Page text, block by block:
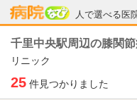
人で選べる医
病院なび
千里中央駅周辺の膝関
リニック
25 件見つかりました